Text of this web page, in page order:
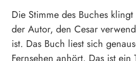
Die Stimme des Buches
der Autor, den Cesar
ist. Das Buch liest sich